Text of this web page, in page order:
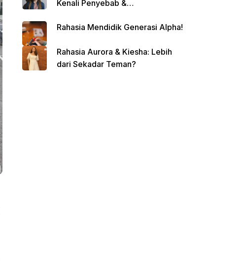
Kenali Penyebab &
Rahasia Mendidik Generasi Alpha!
Rahasia Aurora & Kiesha: Lebih
dari Sekadar Teman?